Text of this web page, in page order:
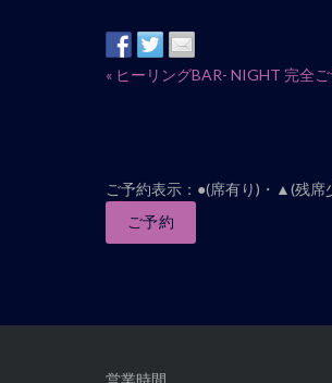
イ
ナ
ビ
«ヒーリングBAR- NIGHT 完全
ご予約表示：●(席有り)・▲(残席
ご予約
営業時間